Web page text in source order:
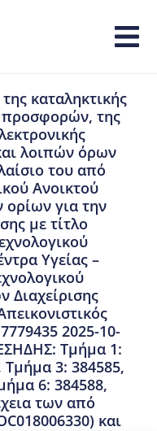
καταληκτικής
προσφορών, της
λοιπών όρων
του από
Ανοικτού
για την
με τίτλο
Υγείας –
2025-10-
Τμήμα 1:
Τμήμα 3: 384585,
6: 384588,
των από
και